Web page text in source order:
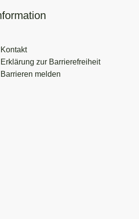
Kontakt
Erklärung zur Barrierefreiheit
Barrieren melden